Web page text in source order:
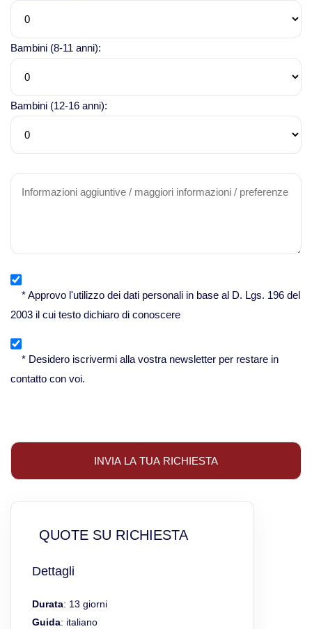
Bambini (8-11 anni):
Bambini (12-16 anni):
* Approvo l'utilizzo dei dati personali in base al D. Lgs. 196 del
2003 il cui testo dichiaro di conoscere
* Desidero iscrivermi alla vostra newsletter per restare in
contatto con voi.
QUOTE SU RICHIESTA
Dettagli
Durata: 13 giorni
Guida: italiano